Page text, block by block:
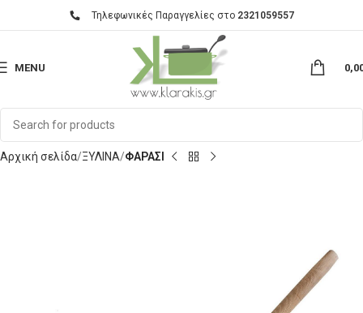
Τηλεφωνικές Παραγγελίες στο 2321059557
MENU
Αρχική σελίδα ΞΥΛΙΝΑ ΦΑΡΑΣΙ